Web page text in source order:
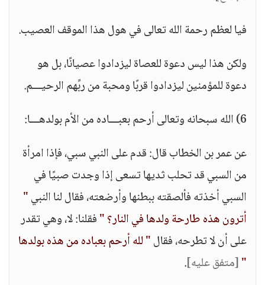
فيا لعظم رحمة الله تعالى في هول هذا الموقف العصيب.
ولكن هذا ليس دعوة للعصاة ليزدادوا عصيانًا، بل هو
دعوة للمؤمنين ليزدادوا قربًا ومحبة من ربِّهم الرحيـــم.
6) الله سبحانه وتعالى أرحم بعبـــاده من الأم بولدهـــا:
عن عمر بن الخطاب قال: قدم على النبي سبي، فإذا امرأة
من السبي قد تحلب ثديها تسعى إذا وجدت صبيًا في
السبي أخذته فألصقته ببطنها وأرضعته، فقال لنا النبي"
أترون هذه طارحة ولدها في النار؟ "فقلنا: لا، وهي تقدر
على أن لا تطرحه، فقال" لله أرحم بعباده من هذه بولدها
"[متفق عليه].